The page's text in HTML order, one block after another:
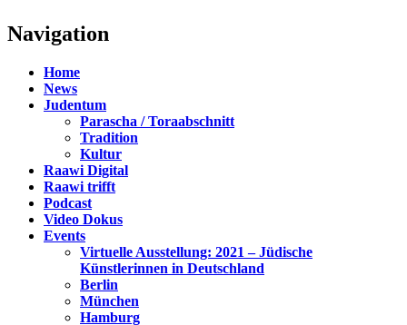
Navigation
Home
News
Judentum
Parascha / Toraabschnitt
Tradition
Kultur
Raawi Digital
Raawi trifft
Podcast
Video Dokus
Events
Virtuelle Ausstellung: 2021 – Jüdische
Künstlerinnen in Deutschland
Berlin
München
Hamburg